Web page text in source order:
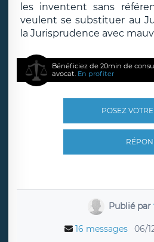
les inventent sans
veulent se substituer au
la Jurisprudence avec
Bénéficiez de 20min de
avocat. En profiter
POSEZ
Publié par
16 messages 06/